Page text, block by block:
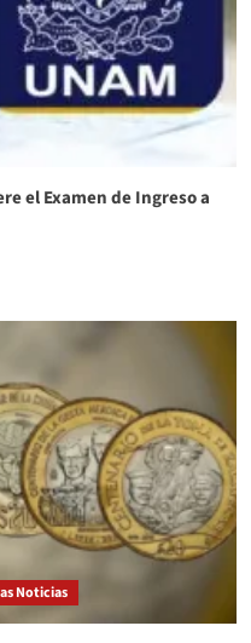
el Examen de Ingreso a
Noticias